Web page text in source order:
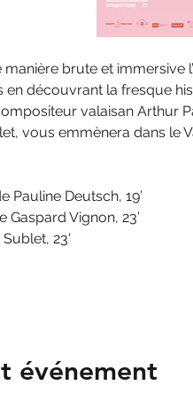
manière brute et
en découvrant la fresque
valaisan Arthur
vous emmènera dans
Pauline Deutsch, 19’
Gaspard Vignon, 23’
23'
événement